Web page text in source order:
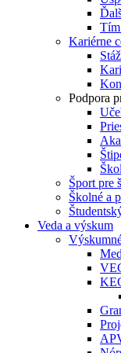
Kariérne
Podpora
Šport pre
Školné a
Veda a výskum